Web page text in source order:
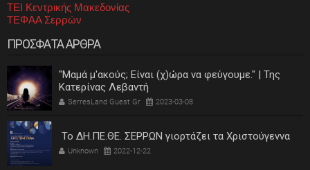
ΤΕΙ Κεντρικής Μακεδονίας
ΤΕΦΑΑ Σερρών
ΠΡΟΣΦΑΤΑ ΑΡΘΡΑ
"Μαμά μ'ακούς; Είναι (χ)ώρα να φεύγουμε." | Της
Κατερίνας Λεβαντή
SerresLand Guest Gr 2023-03-08
Το ΔΗ.ΠΕ.ΘΕ. ΣΕΡΡΩΝ γιορτάζει τα Χριστούγεννα
Unknown 2022-12-22